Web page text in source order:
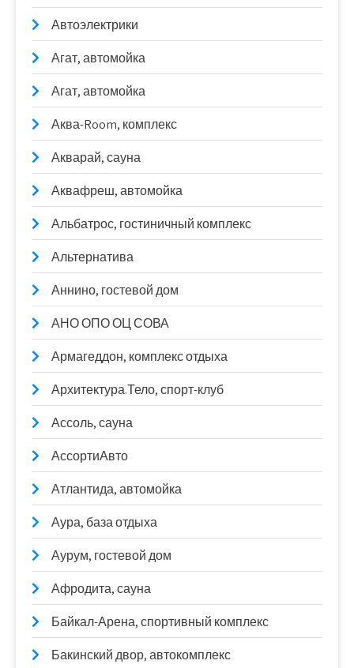
Автоэлектрики
Агат, автомойка
Агат, автомойка
Аква-Room, комплекс
Акварай, сауна
Аквафреш, автомойка
Альбатрос, гостиничный комплекс
Альтернатива
Аннино, гостевой дом
АНО ОПО ОЦ СОВА
Армагеддон, комплекс отдыха
Архитектура.Тело, спорт-клуб
Ассоль, сауна
АссортиАвто
Атлантида, автомойка
Аура, база отдыха
Аурум, гостевой дом
Афродита, сауна
Байкал-Арена, спортивный комплекс
Бакинский двор, автокомплекс